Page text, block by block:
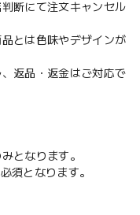
断にて注文キャンセル
とは色味やデザインが
返品・返金はご対応で
となります。
須となります。